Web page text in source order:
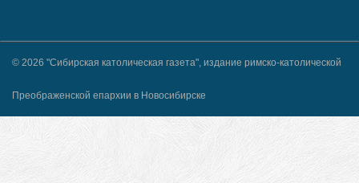
© 2026 "Сибирская католическая газета", издание римско-католической
Преображенской епархии в Новосибирске